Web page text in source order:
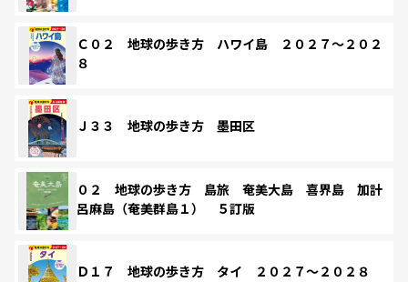
Ｃ０２ 地球の歩き方 ハワイ島 ２０２７～２０２
８
Ｊ３３ 地球の歩き方 墨田区
０２ 地球の歩き方 島旅 奄美大島 喜界島 加計
呂麻島（奄美群島１） ５訂版
Ｄ１７ 地球の歩き方 タイ ２０２７～２０２８